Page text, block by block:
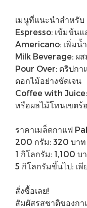
เมนูที่แนะนำสำหรั
Espresso: เข้มข้น
Americano: เพิ่มน้
Milk Beverage: ผ
Pour Over: ดริปกา
ดอกไม้อย่างชัดเจน
Coffee with
หรือผลไม้โทนเขตร้
ราคาเมล็ดกาแฟ
200 กรัม: 320 บาท
1 กิโลกรัม: 1,100 บ
5 กิโลกรัมขึ้นไป: เ
สั่งซื้อเลย!
สัมผัสรสชาติของก